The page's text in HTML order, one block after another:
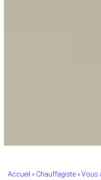
Accueil » Chauffagiste »Vous